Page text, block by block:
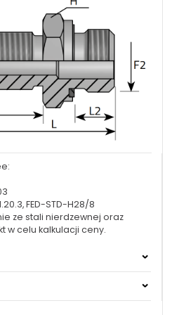
+48 731 349 406
info@chss.pl
Jawor
Magazyn 24H:
+48 665 001 770
FED-STD-H28/8
ze stali nierdzewnej oraz
w celu kalkulacji ceny.
do +200°C